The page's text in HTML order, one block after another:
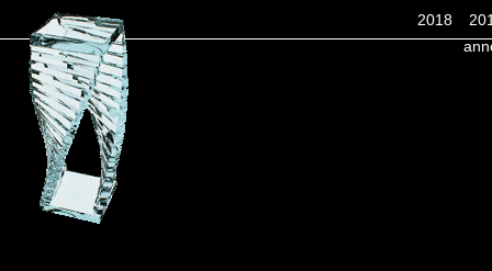
2018